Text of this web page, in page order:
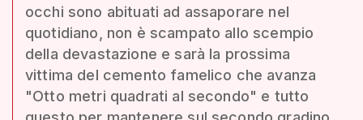
occhi sono abituati ad assaporare nel
quotidiano, non è scampato allo scempio
della devastazione e sarà la prossima
vittima del cemento famelico che avanza
"Otto metri quadrati al secondo" e tutto